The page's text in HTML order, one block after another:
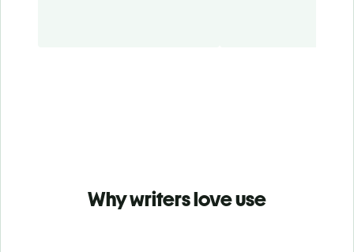
Why writers love use